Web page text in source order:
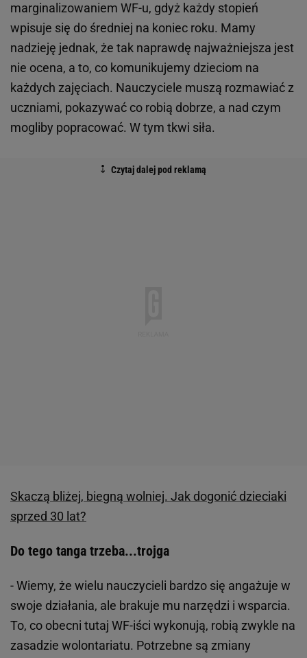
marginalizowaniem WF-u, gdyż każdy stopień
wpisuje się do średniej na koniec roku. Mamy
nadzieję jednak, że tak naprawdę najważniejsza jest
nie ocena, a to, co komunikujemy dzieciom na
każdych zajęciach. Nauczyciele muszą rozmawiać z
uczniami, pokazywać co robią dobrze, a nad czym
mogliby popracować. W tym tkwi siła.
Skaczą bliżej, biegną wolniej. Jak dogonić dzieciaki
sprzed 30 lat?
Do tego tanga trzeba...trojga
- Wiemy, że wielu nauczycieli bardzo się angażuje w
swoje działania, ale brakuje mu narzędzi i wsparcia.
To, co obecni tutaj WF-iści wykonują, robią zwykle na
zasadzie wolontariatu. Potrzebne są zmiany